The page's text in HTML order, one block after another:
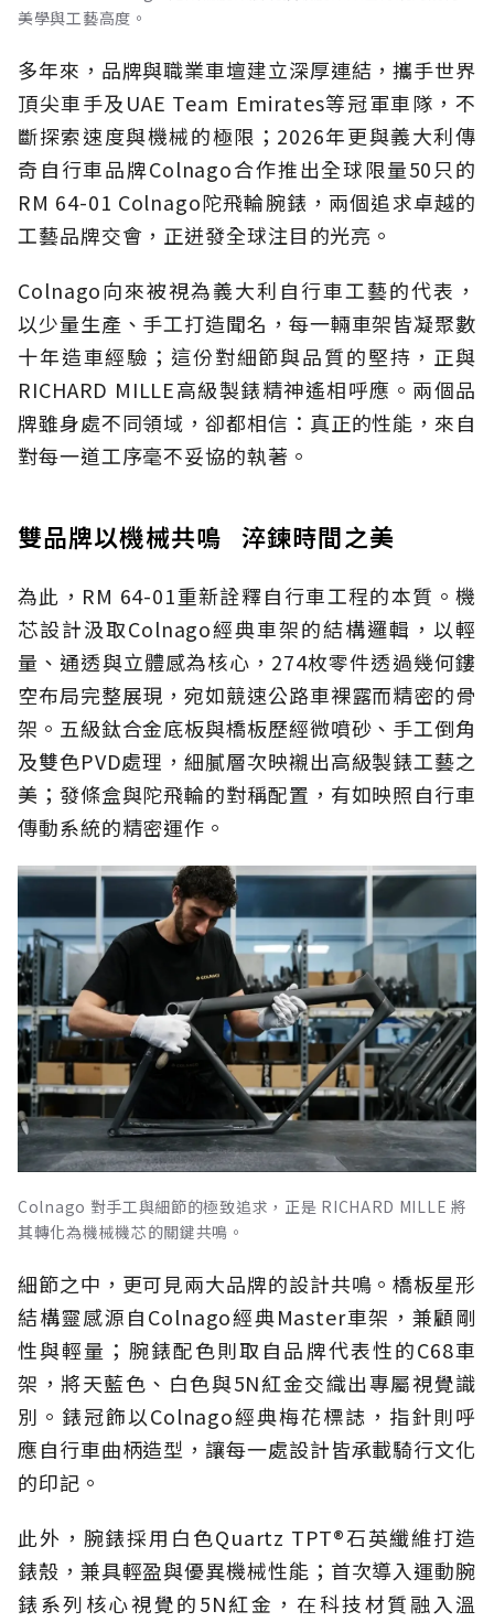
美學與工藝高度。
多年來，品牌與職業車壇建立深厚連結，攜手世界
頂尖車手及UAE Team Emirates等冠軍車隊，不
斷探索速度與機械的極限；2026年更與義大利傳
奇自行車品牌Colnago合作推出全球限量50只的
RM 64-01 Colnago陀飛輪腕錶，兩個追求卓越的
工藝品牌交會，正迸發全球注目的光亮。
Colnago向來被視為義大利自行車工藝的代表，
以少量生產、手工打造聞名，每一輛車架皆凝聚數
十年造車經驗；這份對細節與品質的堅持，正與
RICHARD MILLE高級製錶精神遙相呼應。兩個品
牌雖身處不同領域，卻都相信：真正的性能，來自
對每一道工序毫不妥協的執著。
雙品牌以機械共鳴 淬鍊時間之美
為此，RM 64-01重新詮釋自行車工程的本質。機
芯設計汲取Colnago經典車架的結構邏輯，以輕
量、通透與立體感為核心，274枚零件透過幾何鏤
空布局完整展現，宛如競速公路車裸露而精密的骨
架。五級鈦合金底板與橋板歷經微噴砂、手工倒角
及雙色PVD處理，細膩層次映襯出高級製錶工藝之
美；發條盒與陀飛輪的對稱配置，有如映照自行車
傳動系統的精密運作。
Colnago 對手工與細節的極致追求，正是 RICHARD MILLE 將
其轉化為機械機芯的關鍵共鳴。
細節之中，更可見兩大品牌的設計共鳴。橋板星形
結構靈感源自Colnago經典Master車架，兼顧剛
性與輕量；腕錶配色則取自品牌代表性的C68車
架，將天藍色、白色與5N紅金交織出專屬視覺識
別。錶冠飾以Colnago經典梅花標誌，指針則呼
應自行車曲柄造型，讓每一處設計皆承載騎行文化
的印記。
此外，腕錶採用白色Quartz TPT®石英纖維打造
錶殼，兼具輕盈與優異機械性能；首次導入運動腕
錶系列核心視覺的5N紅金，在科技材質融入溫